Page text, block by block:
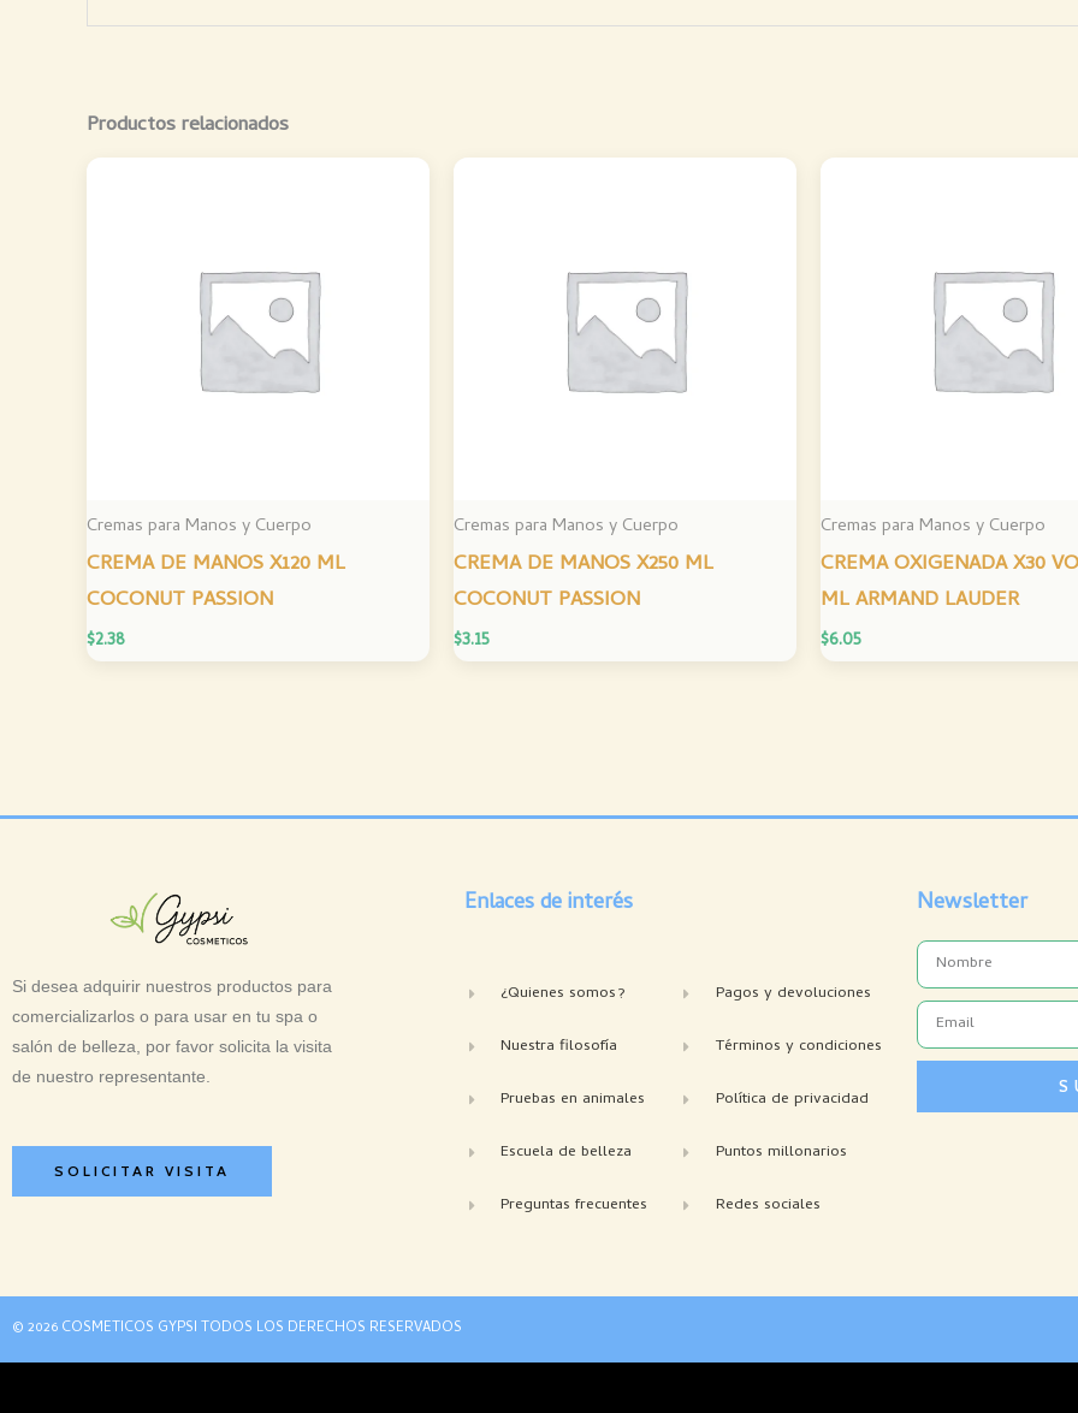
Productos relacionados
Cremas para Manos y Cuerpo
CREMA DE MANOS X120 ML
COCONUT PASSION
$2.38
Cremas para Manos y Cuerpo
CREMA DE MANOS X250 ML
COCONUT PASSION
$3.15
Cremas para Manos y Cuerpo
CREMA OXIGENADA X30
ML ARMAND LAUDER
$6.05
Si desea adquirir nuestros productos para
comercializarlos o para usar en tu spa o
salón de belleza, por favor solicita la visita
de nuestro representante.
SOLICITAR VISITA
Enlaces de interés
¿Quienes somos?
Nuestra filosofía
Pruebas en animales
Escuela de belleza
Preguntas frecuentes
Pagos y devoluciones
Términos y condiciones
Política de privacidad
Puntos millonarios
Redes sociales
Newsletter
Name
Email
© 2026 COSMETICOS GYPSI TODOS LOS DERECHOS RESERVADOS